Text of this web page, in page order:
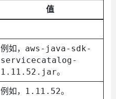
值
例如， aws-java-sdk-
servicecatalog-
1.11.52.jar。
例如， 1.11.52。